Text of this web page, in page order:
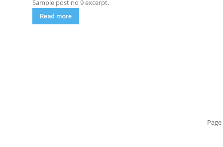
Sample post no 9 excerpt.
Read more